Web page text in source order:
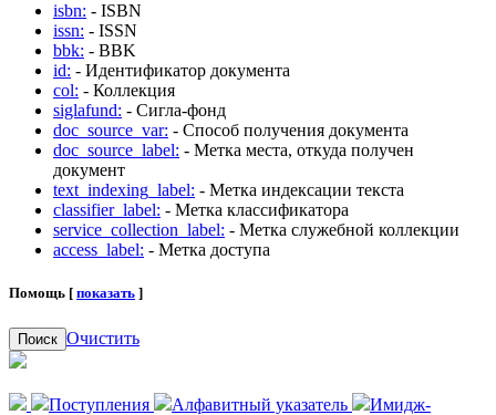
isbn: - ISBN
issn: - ISSN
bbk: - BBK
id: - Идентификатор документа
col: - Коллекция
siglafund: - Сигла-фонд
doc_source_var: - Способ получения документа
doc_source_label: - Метка места, откуда получен
документ
text_indexing_label: - Метка индексации текста
classifier_label: - Метка классификатора
service_collection_label: - Метка служебной коллекции
access_label: - Метка доступа
Помощь [ показать ]
Поиск Очистить
Поступления Алфавитный указатель
Имидж-